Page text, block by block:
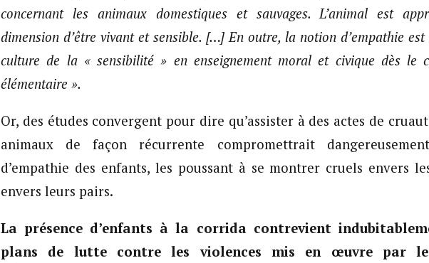
concernant les animaux domestiques et sauvages. L’animal est
dimension d’être vivant et sensible. […] En outre, la notion d’empathie
culture de la « sensibilité » en enseignement moral et civique dès le
élémentaire ».
Or, des études convergent pour dire qu’assister à des actes de
animaux de façon récurrente compromettrait
d’empathie des enfants, les poussant à se montrer cruels envers
envers leurs pairs.
La présence d’enfants à la corrida contrevient
plans de lutte contre les violences mis en œuvre par